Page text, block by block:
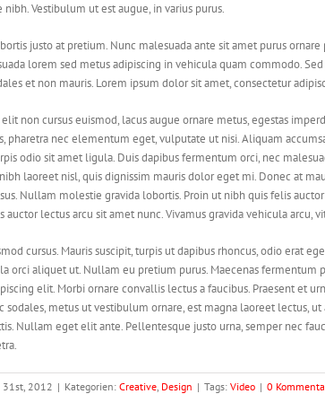
nibh. Vestibulum ut est augue, in varius purus.
justo at pretium. Nunc malesuada ante sit amet purus
lorem sed metus adipiscing in vehicula quam commodo.
et non mauris. Lorem ipsum dolor sit amet, consectetur
non cursus euismod, lacus augue ornare metus, egestas
pharetra nec elementum eget, vulputate ut nisi. Aliquam
odio sit amet ligula. Duis dapibus fermentum orci, nec
laoreet nisl, quis dignissim mauris dolor eget mi. Donec at
Nullam molestie gravida lobortis. Proin ut nibh quis felis
auctor lectus arcu sit amet nunc. Vivamus gravida vehicula arcu,
cursus. Mauris suscipit, turpis ut dapibus rhoncus, odio erat
orci aliquet ut. Nullam eu pretium purus. Maecenas fermentum
elit. Morbi ornare convallis lectus a faucibus. Praesent et
sodales, metus ut vestibulum ornare, est magna laoreet lectus,
Nullam eget elit ante. Pellentesque justo urna, semper nec
31st, 2012 | Kategorien: Creative, Design | Tags: Video | 0